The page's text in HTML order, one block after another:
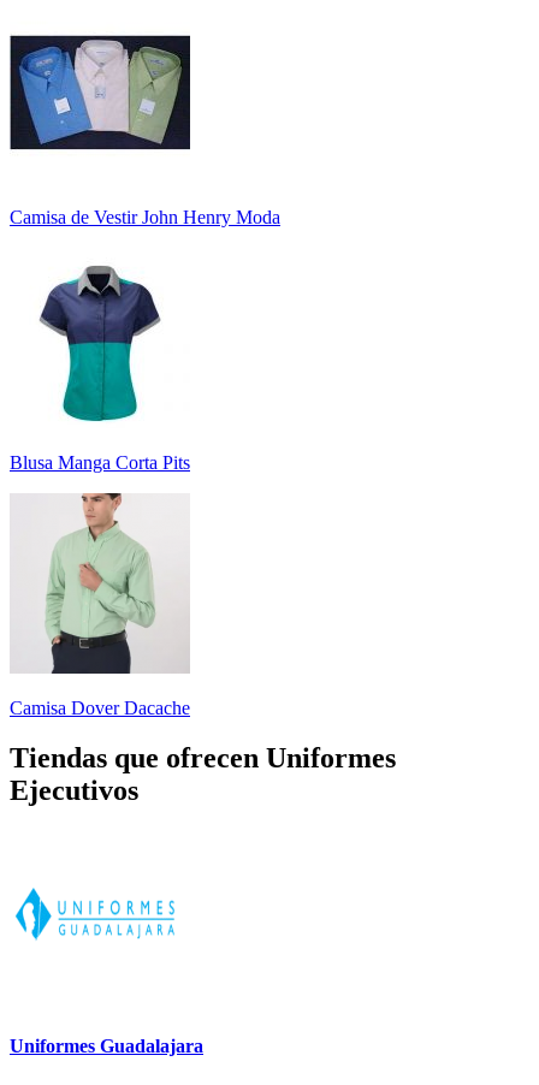
Camisa de Vestir John Henry Moda
Blusa Manga Corta Pits
Camisa Dover Dacache
Tiendas que ofrecen Uniformes
Ejecutivos
Uniformes Guadalajara